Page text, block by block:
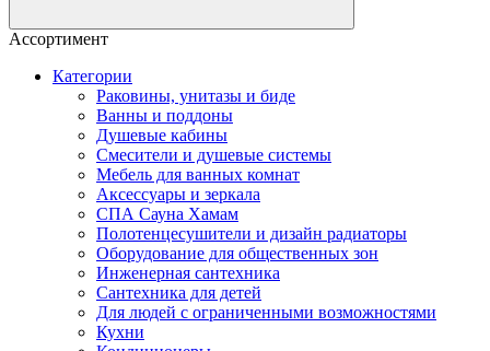
Ассортимент
Категории
Раковины, унитазы и биде
Ванны и поддоны
Душевые кабины
Смесители и душевые системы
Мебель для ванных комнат
Аксессуары и зеркала
СПА Сауна Хамам
Полотенцесушители и дизайн радиаторы
Оборудование для общественных зон
Инженерная сантехника
Сантехника для детей
Для людей с ограниченными возможностями
Кухни